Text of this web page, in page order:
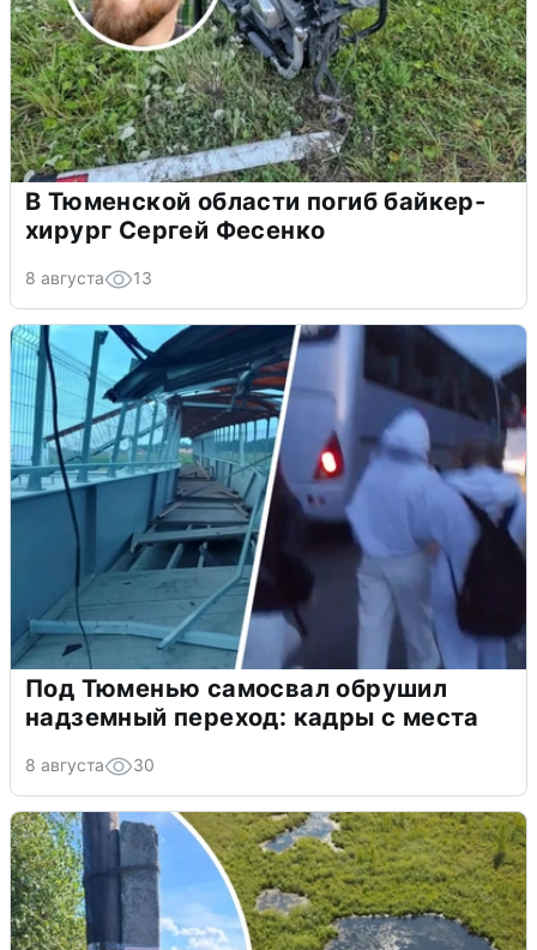
В Тюменской области погиб байкер-
хирург Сергей Фесенко
8 августа 13
Под Тюменью самосвал обрушил
надземный переход: кадры с места
8 августа 30